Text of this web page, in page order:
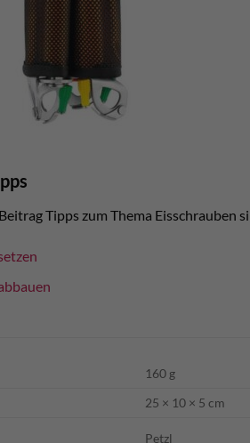
Tipps zum Thema Eisschrauben
160 g
25 × 10 × 5 cm
Petzl